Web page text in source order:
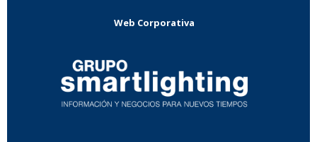
Web Corporativa